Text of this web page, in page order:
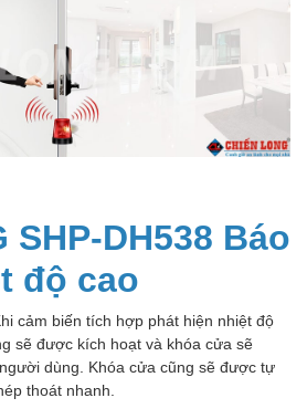
SHP-DH538 Báo
độ cao
cảm biến tích hợp phát hiện nhiệt độ
sẽ được kích hoạt và khóa cửa sẽ
dùng. Khóa cửa cũng sẽ được tự
thoát nhanh.